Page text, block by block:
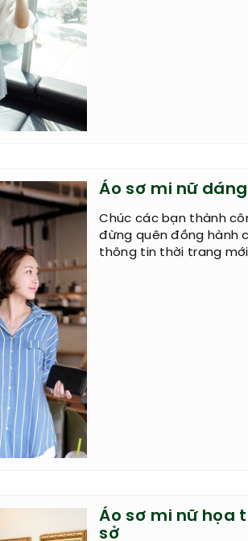
Áo sơ mi nữ
Chúc các bạn thành
đừng quên đồng hành
thông tin thời trang
Áo sơ mi nữ họa
sở